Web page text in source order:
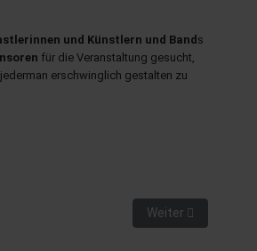
und Künstlern und Band s
für die Veranstaltung gesucht,
erschwinglich gestalten zu
Winterfest + Tag der offenen Tür
Nächster Beitrag:
Weiter